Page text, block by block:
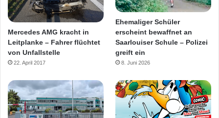
Mercedes AMG kracht in
Leitplanke – Fahrer flüchtet
von Unfallstelle
22. April 2017
Ehemaliger Schüler
erscheint bewaffnet an
Saarlouiser Schule – Polizei
greift ein
8. Juni 2026